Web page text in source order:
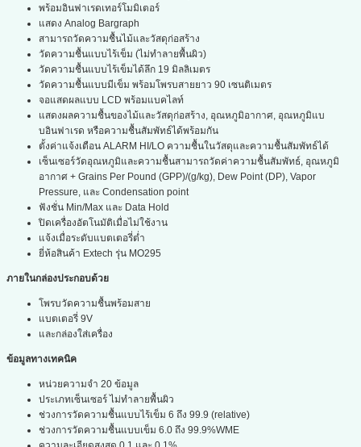
พร้อมอินฟาเรดเทอร์โมมิเตอร์
แสดง Analog Bargraph
สามารถวัดความชื้นไม้และวัสดุก่อสร้าง
วัดความชื้นแบบไร้เข็ม (ไม่ทำลายพื้นผิว)
วัดความชื้นแบบไร้เข็มได้ลึก 19 มิลลิเมตร
วัดความชื้นแบบมีเข็ม พร้อมโพรบสายยาว 90 เซนติเมตร
จอแสดผลแบบ LCD พร้อมแบคไลท์
แสดงผลความชื้นของไม้และวัสดุก่อสร้าง, อุณหภูมิอากาศ, อุณหภูมิแบ
บอินฟาเรด หรือความชื้นสัมพัทธ์ได้พร้อมกัน
ตั้งค่าแจ้งเตือน ALARM HI/LO ความชื้นในวัสดุและความชื้นสัมพัทธ์ได้
เซ็นเซอร์วัดอุณหภูมิและความชื้นสามารถวัดค่าความชื้นสัมพัทธ์, อุณหภูมิ
อากาศ + Grains Per Pound (GPP)/(g/kg), Dew Point (DP), Vapor
Pressure, และ Condensation point
ฟังชั่น Min/Max และ Data Hold
ปิดเครื่องอัตโนมัติเมื่อไม่ใช้งาน
แจ้งเมื่อระดับแบตเตอรี่ต่ำ
ยี่ห้อสินค้า Extech รุ่น MO295
ภายในกล่องประกอบด้วย
โพรบวัดความชื้นพร้อมสาย
แบตเตอรี่ 9V
และกล่องใส่เครื่อง
ข้อมูลทางเทคนิค
หน่วยความจำ 20 ข้อมูล
ประเภทเซ็นเซอร์ ไม่ทำลายพื้นผิว
ช่วงการวัดความชื้นแบบไร้เข็ม 6 ถึง 99.9 (relative)
ช่วงการวัดความชื้นแบบเข็ม 6.0 ถึง 99.9%WME